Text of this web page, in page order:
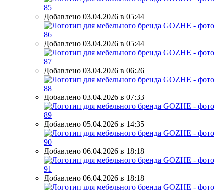
Добавлено 03.04.2026 в 05:44
Добавлено 03.04.2026 в 05:44
Добавлено 03.04.2026 в 06:26
Добавлено 03.04.2026 в 07:33
Добавлено 05.04.2026 в 14:35
Добавлено 06.04.2026 в 18:18
Добавлено 06.04.2026 в 18:18